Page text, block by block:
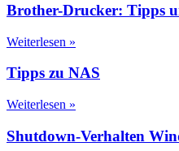
Brother-Drucker: Tipps
Weiterlesen »
Tipps zu NAS
Weiterlesen »
Shutdown-Verhalten